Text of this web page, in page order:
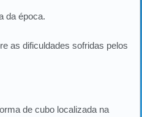
da época.
as dificuldades sofridas pelos
de cubo localizada na